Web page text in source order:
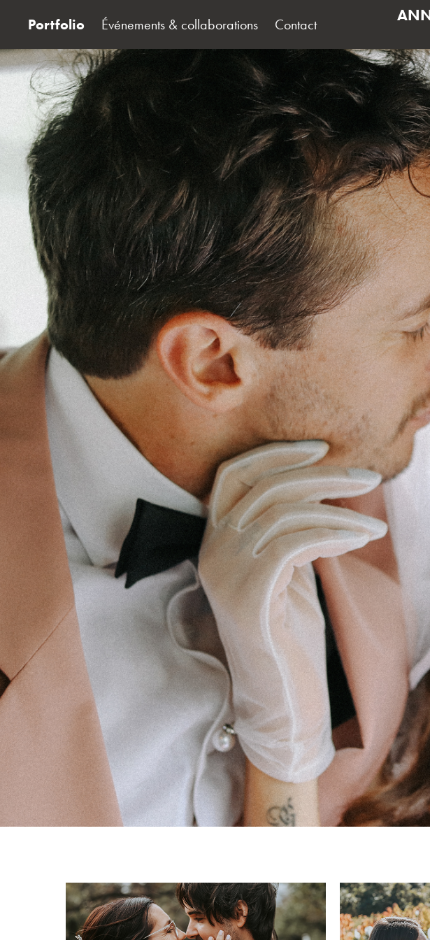
Portfolio Événements & collaborations Contact